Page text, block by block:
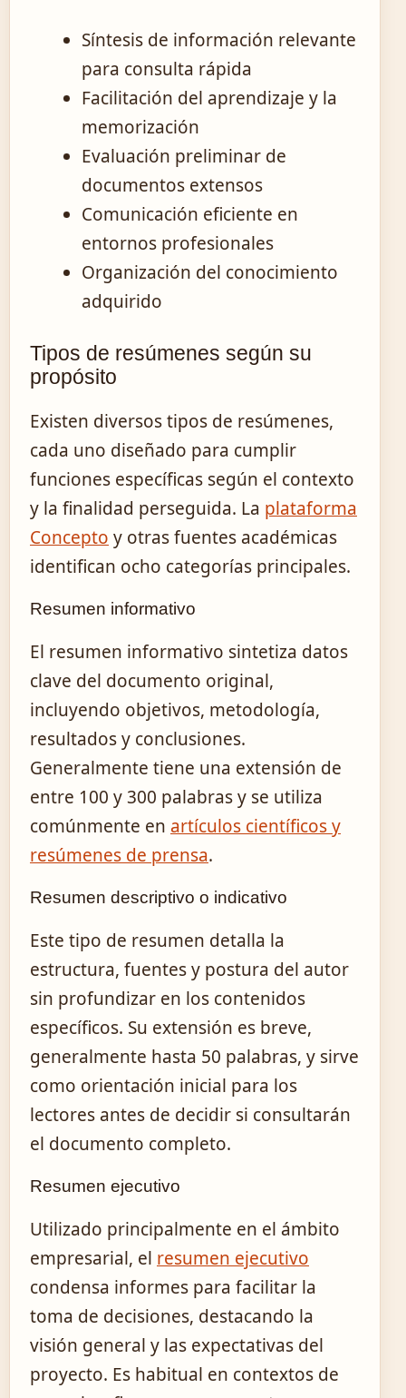
Síntesis de información relevante
para consulta rápida
Facilitación del aprendizaje y la
memorización
Evaluación preliminar de
documentos extensos
Comunicación eficiente en
entornos profesionales
Organización del conocimiento
adquirido
Tipos de resúmenes según su
propósito
Existen diversos tipos de resúmenes,
cada uno diseñado para cumplir
funciones específicas según el contexto
y la finalidad perseguida. La plataforma
Concepto y otras fuentes académicas
identifican ocho categorías principales.
Resumen informativo
El resumen informativo sintetiza datos
clave del documento original,
incluyendo objetivos, metodología,
resultados y conclusiones.
Generalmente tiene una extensión de
entre 100 y 300 palabras y se utiliza
comúnmente en artículos científicos y
resúmenes de prensa.
Resumen descriptivo o indicativo
Este tipo de resumen detalla la
estructura, fuentes y postura del autor
sin profundizar en los contenidos
específicos. Su extensión es breve,
generalmente hasta 50 palabras, y sirve
como orientación inicial para los
lectores antes de decidir si consultarán
el documento completo.
Resumen ejecutivo
Utilizado principalmente en el ámbito
empresarial, el resumen ejecutivo
condensa informes para facilitar la
toma de decisiones, destacando la
visión general y las expectativas del
proyecto. Es habitual en contextos de